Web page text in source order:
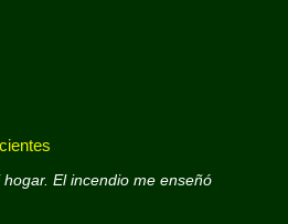
El incendio me enseñó